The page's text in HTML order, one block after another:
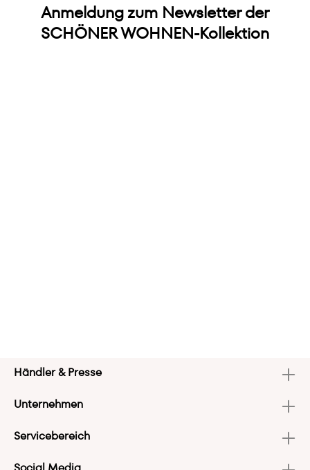
Anmeldung zum Newsletter der
SCHÖNER WOHNEN-Kollektion
Händler & Presse
Unternehmen
Servicebereich